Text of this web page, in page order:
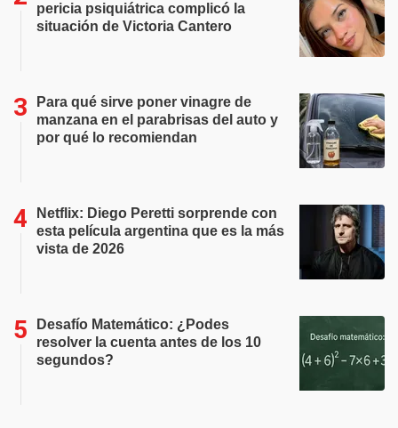
pericia psiquiátrica complicó la
situación de Victoria Cantero
Para qué sirve poner vinagre de
manzana en el parabrisas del auto y
por qué lo recomiendan
Netflix: Diego Peretti sorprende con
esta película argentina que es la más
vista de 2026
Desafío Matemático: ¿Podes
resolver la cuenta antes de los 10
segundos?